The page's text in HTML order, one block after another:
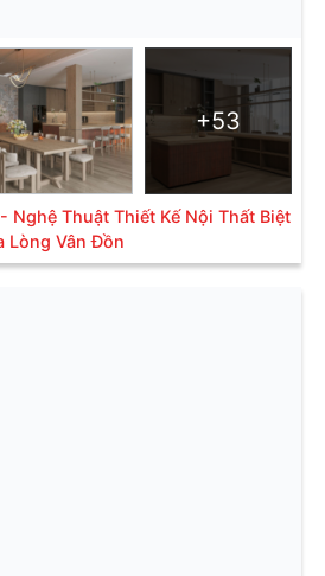
+53
Nghệ Thuật Thiết Kế Nội Thất Biệt
Lòng Vân Đồn